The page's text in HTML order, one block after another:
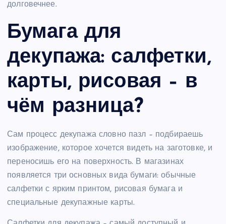
долговечнее.
Бумага для
декупажа: салфетки,
карты, рисовая – в
чём разница?
Сам процесс декупажа словно пазл – подбираешь
изображение, которое хочется видеть на заготовке, и
переносишь его на поверхность. В магазинах
появляется три основных вида бумаги: обычные
салфетки с ярким принтом, рисовая бумага и
специальные декупажные карты.